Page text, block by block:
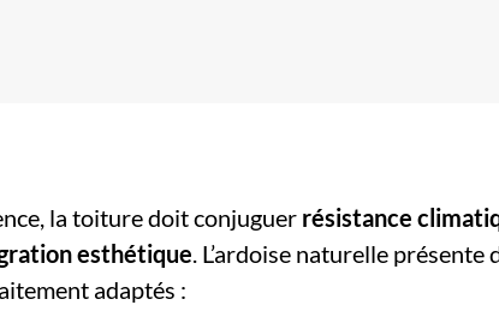
la toiture doit conjuguer résistance
esthétique. L’ardoise naturelle présente
adaptés :